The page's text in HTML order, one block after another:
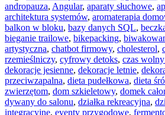
andropauza, Angular, aparaty słuchowe,
architektura systemów, aromaterapia
balkon w bloku, bazy danych SQL,
bieganie trailowe, bikepacking,
artystyczna, chatbot firmowy, cholesterol,
rzemieślniczy, cyfrowy detoks, czas
dekoracje jesienne, dekoracje letnie,
przeciwzapalna, dieta pudełkowa, dieta
zwierzętom, dom szkieletowy, domek
dywany do salonu, działka rekreacyjna,
integracyjne, eventy przygodowe,